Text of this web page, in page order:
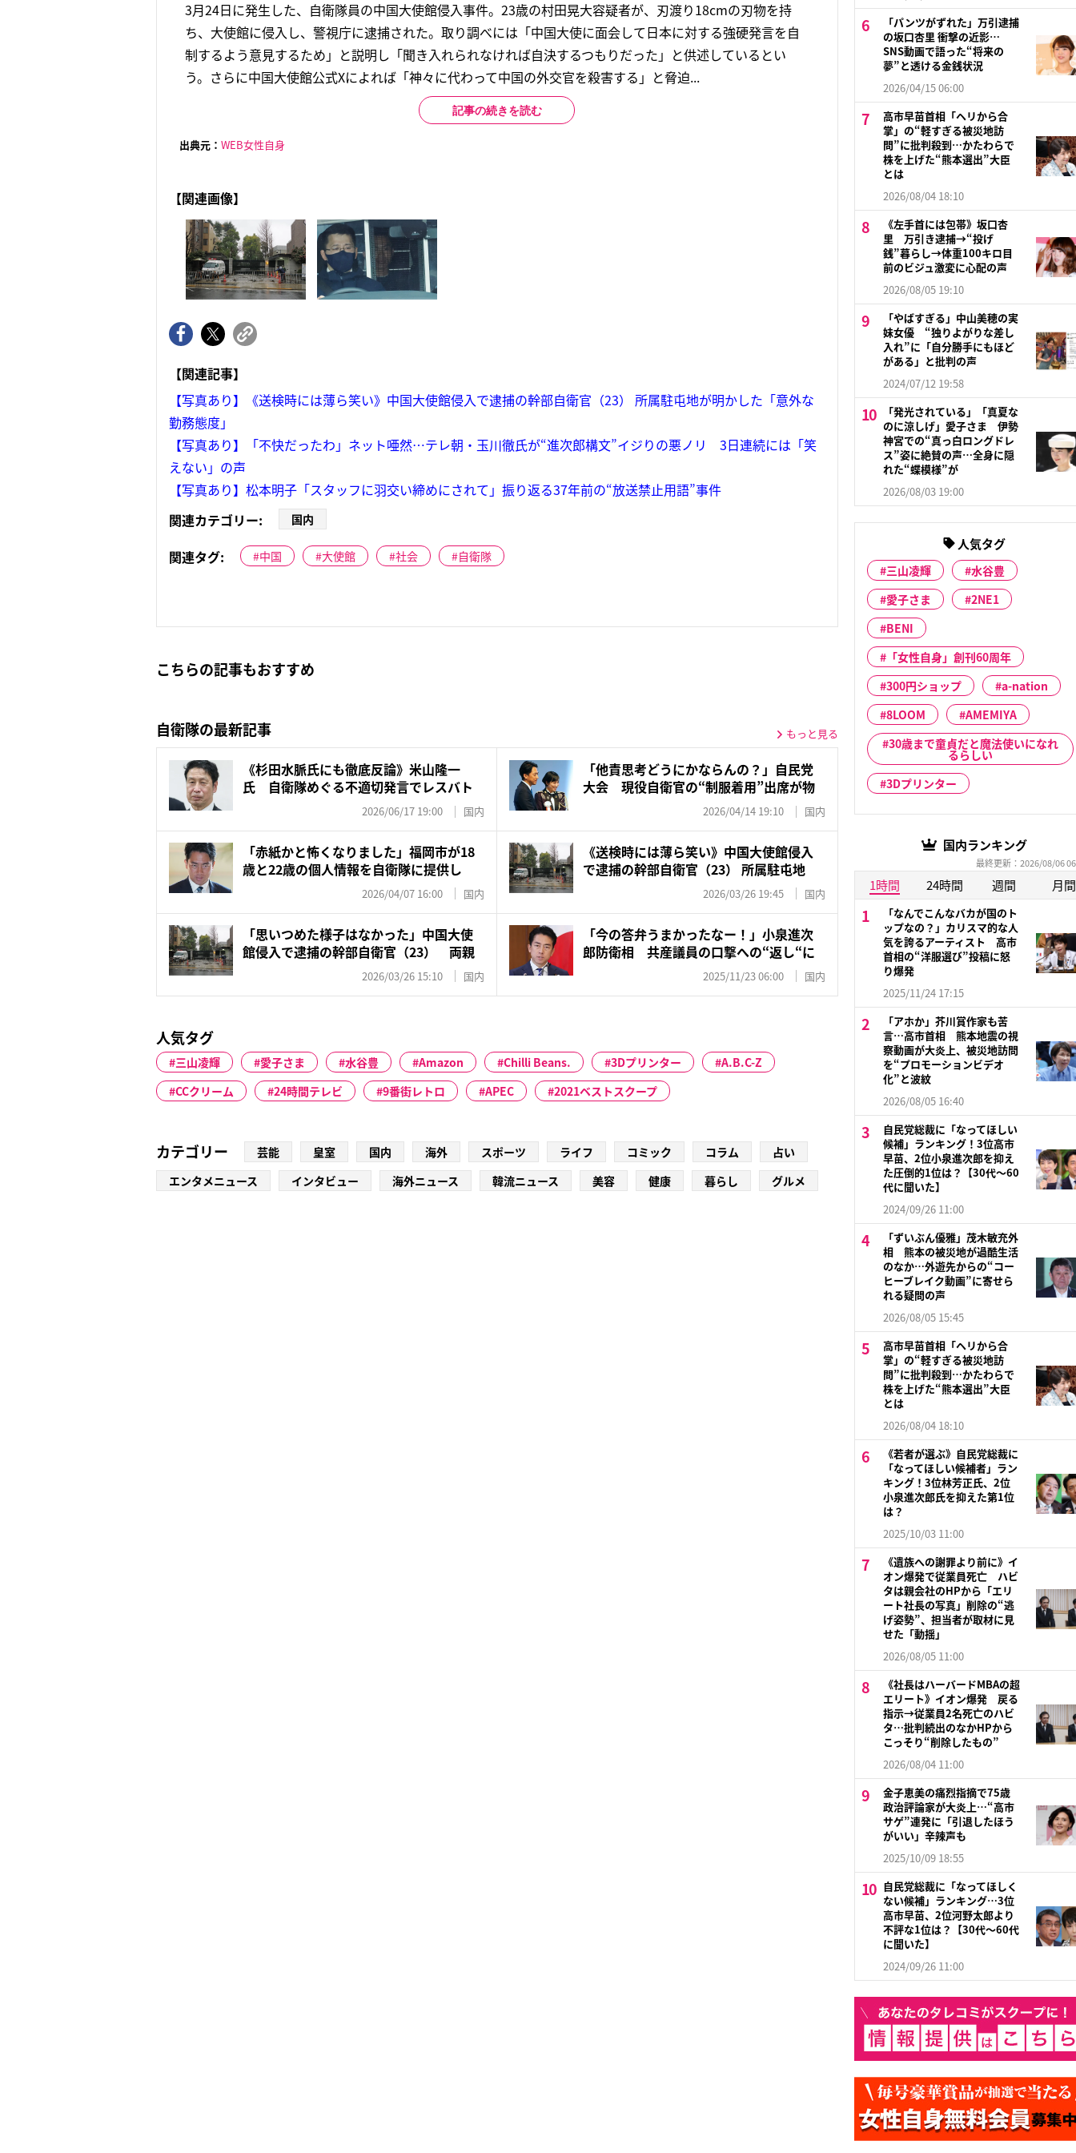
3月24日に発生した、自衛隊員の中国大使館侵入事件。23歳の村田晃大容疑者が、刃渡り18cmの刃物を持
ち、大使館に侵入し、警視庁に逮捕された。取り調べには「中国大使に面会して日本に対する強硬発言を自
制するよう意見するため」と説明し「聞き入れられなければ自決するつもりだった」と供述しているとい
う。さらに中国大使館公式Xによれば「神々に代わって中国の外交官を殺害する」と脅迫...
記事の続きを読む
出典元： WEB女性自身
【関連画像】
【関連記事】
【写真あり】《送検時には薄ら笑い》中国大使館侵入で逮捕の幹部自衛官（23） 所属駐屯地が明かした「意外な
勤務態度」
【写真あり】「不快だったわ」ネット唖然…テレ朝・玉川徹氏が“進次郎構文”イジりの悪ノリ 3日連続には「笑
えない」の声
【写真あり】松本明子「スタッフに羽交い締めにされて」振り返る37年前の“放送禁止用語”事件
関連カテゴリー:
国内
関連タグ: 中国 大使館 社会 自衛隊
こちらの記事もおすすめ
自衛隊の最新記事 もっと見る
《杉田水脈氏にも徹底反論》米山隆一
氏 自衛隊めぐる不適切発言でレスバト
2026/06/17 19:00 国内
「他責思考どうにかならんの？」自民党
大会 現役自衛官の“制服着用”出席が物
2026/04/14 19:10 国内
「赤紙かと怖くなりました」福岡市が18
歳と22歳の個人情報を自衛隊に提供し
2026/04/07 16:00 国内
《送検時には薄ら笑い》中国大使館侵入
で逮捕の幹部自衛官（23） 所属駐屯地
2026/03/26 19:45 国内
「思いつめた様子はなかった」中国大使
館侵入で逮捕の幹部自衛官（23） 両親
2026/03/26 15:10 国内
「今の答弁うまかったなー！」小泉進次
郎防衛相 共産議員の口撃への“返し“に
2025/11/23 06:00 国内
人気タグ
三山凌輝 愛子さま 水谷豊 Amazon Chilli Beans. 3Dプリンター
A.B.C-Z
CCクリーム
24時間テレビ 9番街レトロ APEC 2021ベストスクープ
カテゴリー 芸能 皇室 国内 海外 スポーツ ライフ コミック コラム
占い
エンタメニュース
インタビュー 海外ニュース 韓流ニュース 美容 健康 暮らし グルメ
「パンツがずれた」万引逮捕
の坂口杏里 衝撃の近影…
SNS動画で語った“将来の
夢”と透ける金銭状況
2026/04/15 06:00
高市早苗首相「ヘリから合
掌」の“軽すぎる被災地訪
問”に批判殺到…かたわらで
株を上げた“熊本選出”大臣
とは
2026/08/04 18:10
《左手首には包帯》坂口杏
里 万引き逮捕→“投げ
銭”暮らし→体重100キロ目
前のビジュ激変に心配の声
2026/08/05 19:10
「やばすぎる」中山美穂の実
妹女優 “独りよがりな差し
入れ”に「自分勝手にもほど
がある」と批判の声
2024/07/12 19:58
「発光されている」「真夏な
のに涼しげ」愛子さま 伊勢
神宮での“真っ白ロングドレ
ス”姿に絶賛の声…全身に隠
れた“蝶模様”が
2026/08/03 19:00
人気タグ
三山凌輝
水谷豊
愛子さま
2NE1
BENI
「女性自身」創刊60周年
300円ショップ
a-nation
8LOOM
AMEMIYA
30歳まで童貞だと魔法使いになれ
るらしい
3Dプリンター
国内ランキング
最終更新：2026/08/06
1時間 24時間 週間 月間
「なんでこんなバカが国のト
ップなの？」カリスマ的な人
気を誇るアーティスト 高市
首相の“洋服選び”投稿に怒
り爆発
2025/11/24 17:15
「アホか」芥川賞作家も苦
言…高市首相 熊本地震の視
察動画が大炎上、被災地訪問
を“プロモーションビデオ
化”と波紋
2026/08/05 16:40
自民党総裁に「なってほしい
候補」ランキング！3位高市
早苗、2位小泉進次郎を抑え
た圧倒的1位は？【30代〜60
代に聞いた】
2024/09/26 11:00
「ずいぶん優雅」茂木敏充外
相 熊本の被災地が過酷生活
のなか…外遊先からの“コー
ヒーブレイク動画”に寄せら
れる疑問の声
2026/08/05 15:45
高市早苗首相「ヘリから合
掌」の“軽すぎる被災地訪
問”に批判殺到…かたわらで
株を上げた“熊本選出”大臣
とは
2026/08/04 18:10
《若者が選ぶ》自民党総裁に
「なってほしい候補者」ラン
キング！3位林芳正氏、2位
小泉進次郎氏を抑えた第1位
は？
2025/10/03 11:00
《遺族への謝罪より前に》イ
オン爆発で従業員死亡 ハビ
タは親会社のHPから「エリ
ート社長の写真」削除の“逃
げ姿勢”、担当者が取材に見
せた「動揺」
2026/08/05 11:00
《社長はハーバードMBAの超
エリート》イオン爆発 戻る
指示→従業員2名死亡のハビ
タ…批判続出のなかHPから
こっそり“削除したもの”
2026/08/04 11:00
金子恵美の痛烈指摘で75歳
政治評論家が大炎上…“高市
サゲ”連発に「引退したほう
がいい」辛辣声も
2025/10/09 18:55
自民党総裁に「なってほしく
ない候補」ランキング…3位
高市早苗、2位河野太郎より
不評な1位は？【30代～60代
に聞いた】
2024/09/26 11:00